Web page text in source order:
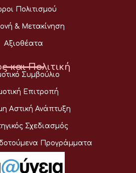
Πολιτισμού
& Μετακίνηση
Αξιοθέατα
και Πολιτική
Συμβούλιο
Επιτροπή
Αστική Ανάπτυξη
Σχεδιασμός
Προγράμματα